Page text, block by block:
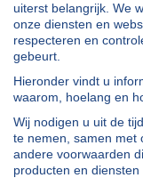
uiterst belangrijk. We
onze diensten en
respecteren en
gebeurt.
Hieronder vindt u
waarom, hoelang en
Wij nodigen u uit de
te nemen, samen met
andere voorwaarden
producten en